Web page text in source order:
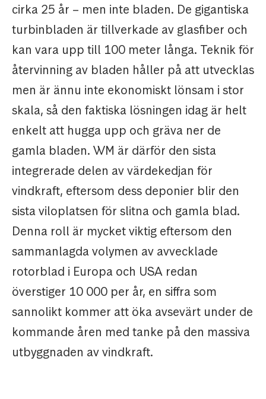
cirka 25 år – men inte bladen. De gigantiska
turbinbladen är tillverkade av glasfiber och
kan vara upp till 100 meter långa. Teknik för
återvinning av bladen håller på att utvecklas
men är ännu inte ekonomiskt lönsam i stor
skala, så den faktiska lösningen idag är helt
enkelt att hugga upp och gräva ner de
gamla bladen. WM är därför den sista
integrerade delen av värdekedjan för
vindkraft, eftersom dess deponier blir den
sista viloplatsen för slitna och gamla blad.
Denna roll är mycket viktig eftersom den
sammanlagda volymen av avvecklade
rotorblad i Europa och USA redan
överstiger 10 000 per år, en siffra som
sannolikt kommer att öka avsevärt under de
kommande åren med tanke på den massiva
utbyggnaden av vindkraft.